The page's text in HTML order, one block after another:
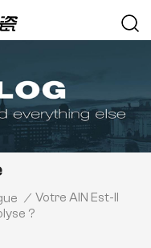
/ Votre AlN Est-Il
?